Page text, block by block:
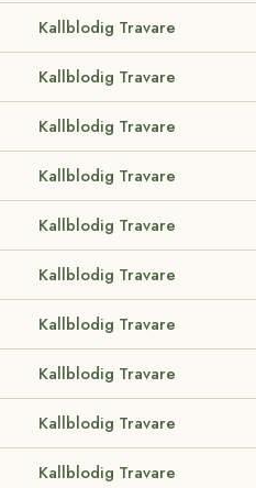
Kallblodig Travare
Kallblodig Travare
Kallblodig Travare
Kallblodig Travare
Kallblodig Travare
Kallblodig Travare
Kallblodig Travare
Kallblodig Travare
Kallblodig Travare
Kallblodig Travare